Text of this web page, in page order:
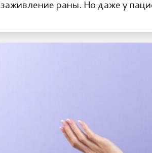
заживление раны. Но даже у